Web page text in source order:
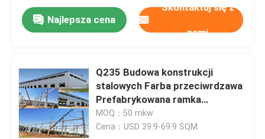
Najlepsza cena
Skontaktuj się z
nami
Q235 Budowa konstrukcji
stalowych Farba przeciwrdzawa
Prefabrykowana ramka
metalowa
MOQ：50 mkw
Cena：USD 39.9-69.9 SQM